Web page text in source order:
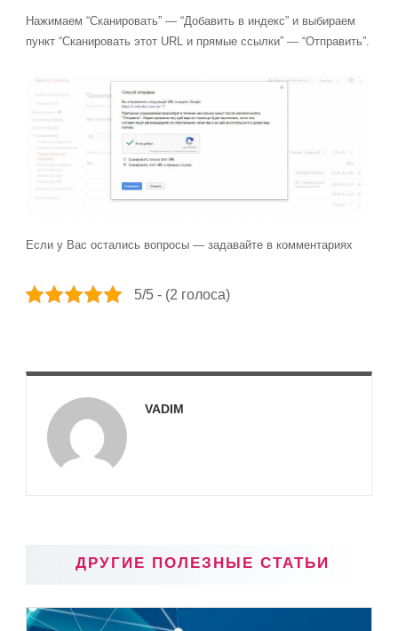
Нажимаем “Сканировать” — “Добавить в индекс” и выбираем
пункт “Сканировать этот URL и прямые ссылки” — “Отправить”.
Если у Вас остались вопросы — задавайте в комментариях
5/5 - (2 голоса)
VADIM
ДРУГИЕ ПОЛЕЗНЫЕ СТАТЬИ